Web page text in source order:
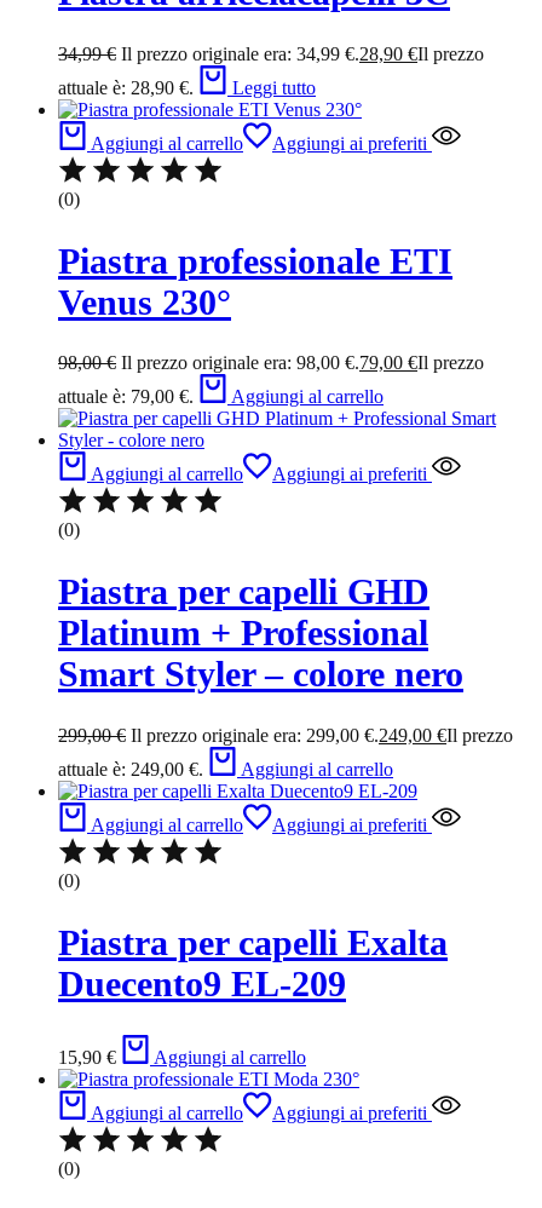
34,99€ Il prezzo originale era: 34,99 €.28,90 €Il prezzo
attuale è: 28,90 €.
Leggi tutto
Aggiungi al carrello Aggiungi ai preferiti
(0)
Piastra professionale ETI
Venus 230°
98,00€ Il prezzo originale era: 98,00 €.79,00 €Il prezzo
attuale è: 79,00 €.
Aggiungi al carrello
Aggiungi al carrello Aggiungi ai preferiti
(0)
Piastra per capelli GHD
Platinum + Professional
Smart Styler – colore nero
299,00€ Il prezzo originale era: 299,00 €.249,00 €Il prezzo
attuale è: 249,00 €.
Aggiungi al carrello
Aggiungi al carrello Aggiungi ai preferiti
(0)
Piastra per capelli Exalta
Duecento9 EL-209
15,90 € Aggiungi al carrello
Aggiungi al carrello Aggiungi ai preferiti
(0)